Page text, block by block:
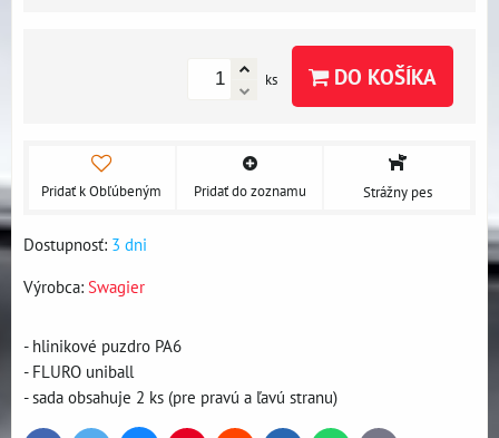
ks DO KOŠÍKA
Pridať k Obľúbeným Pridať do zoznamu Strážny pes
Dostupnosť: 3 dni
Výrobca: Swagier
- hlinikové puzdro PA6
- FLURO uniball
- sada obsahuje 2 ks (pre pravú a ľavú stranu)